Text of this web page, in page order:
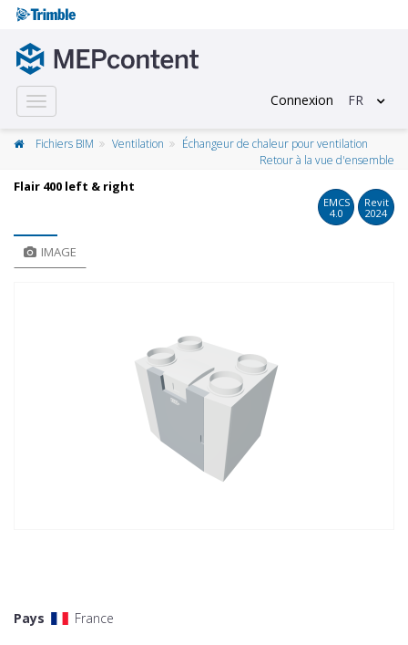
Toggle
navigation
Connexion FR
Fichiers BIM Ventilation
Échangeur de chaleur pour ventilation
Retour à la vue d'ensemble
Flair 400 left & right
EMCS
4.0
Revit
2024
IMAGE
Pays France